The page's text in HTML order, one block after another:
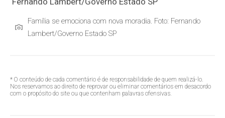
Família se emociona com nova moradia. Foto: Fernando
Lambert/Governo Estado SP
* O conteúdo de cada comentário é de responsabilidade de quem realizá-lo.
Nos reservamos ao direito de reprovar ou eliminar comentários em desacordo
com o propósito do site ou que contenham palavras ofensivas.